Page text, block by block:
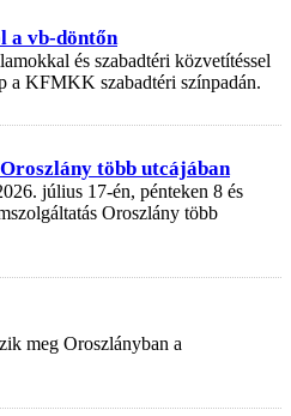
a vb-döntőn
és szabadtéri közvetítéssel
a KFMKK szabadtéri színpadán.
több utcájában
július 17-én, pénteken 8 és
Oroszlány több
meg Oroszlányban a